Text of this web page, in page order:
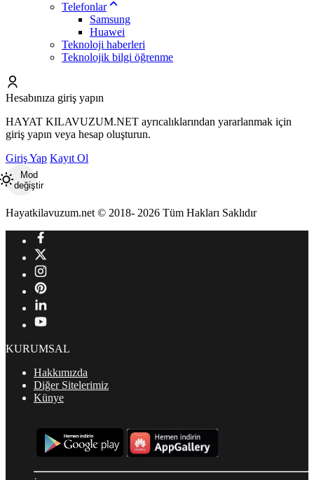
Telefonlar
Samsung
Huawei
Teknoloji haberleri
Teknolojik bilgi öğrenme
Hesabınıza giriş yapın
HAYAT KILAVUZUM.NET ayrıcalıklarından yararlanmak için
giriş yapın veya hesap oluşturun.
Giriş Yap Kayıt Ol
Mod
değiştir
Hayatkilavuzum.net © 2018- 2026 Tüm Hakları Saklıdır
KURUMSAL
Hakkımızda
Diğer Sitelerimiz
Künye